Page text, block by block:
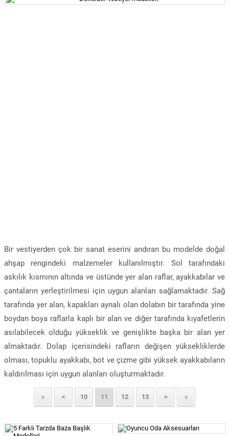
Bir vestiyerden çok bir sanat eserini andıran bu modelde doğal
ahşap rengindeki malzemeler kullanılmıştır. Sol tarafındaki
askılık kısmının altında ve üstünde yer alan raflar, ayakkabılar ve
çantaların yerleştirilmesi için uygun alanları sağlamaktadır. Sağ
tarafında yer alan, kapakları aynalı olan dolabın bir tarafında yine
boydan boya raflarla kaplı bir alan ve diğer tarafında kıyafetlerin
asılabilecek olduğu yükseklik ve genişlikte başka bir alan yer
almaktadır. Dolap içerisindeki rafların değişen yüksekliklerde
olması, topuklu ayakkabı, bot ve çizme gibi yüksek ayakkabıların
kaldırılması için uygun alanları oluşturmaktadır.
« < 10 11 12 13 > »